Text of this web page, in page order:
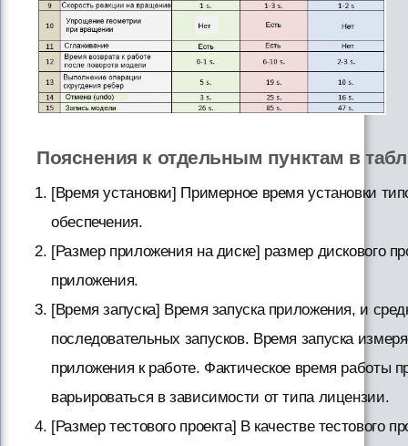
Пояснения к отдельным пунктам в
[Время установки] Примерное время установки
обеспечения.
[Размер приложения на диске] размер дискового
приложения.
[Время запуска] Время запуска приложения, и
последовательных запусков. Время запуска
приложения к работе. Фактическое время работы
варьироваться в зависимости от типа лицензии.
[Размер тестового проекта] В качестве тестового